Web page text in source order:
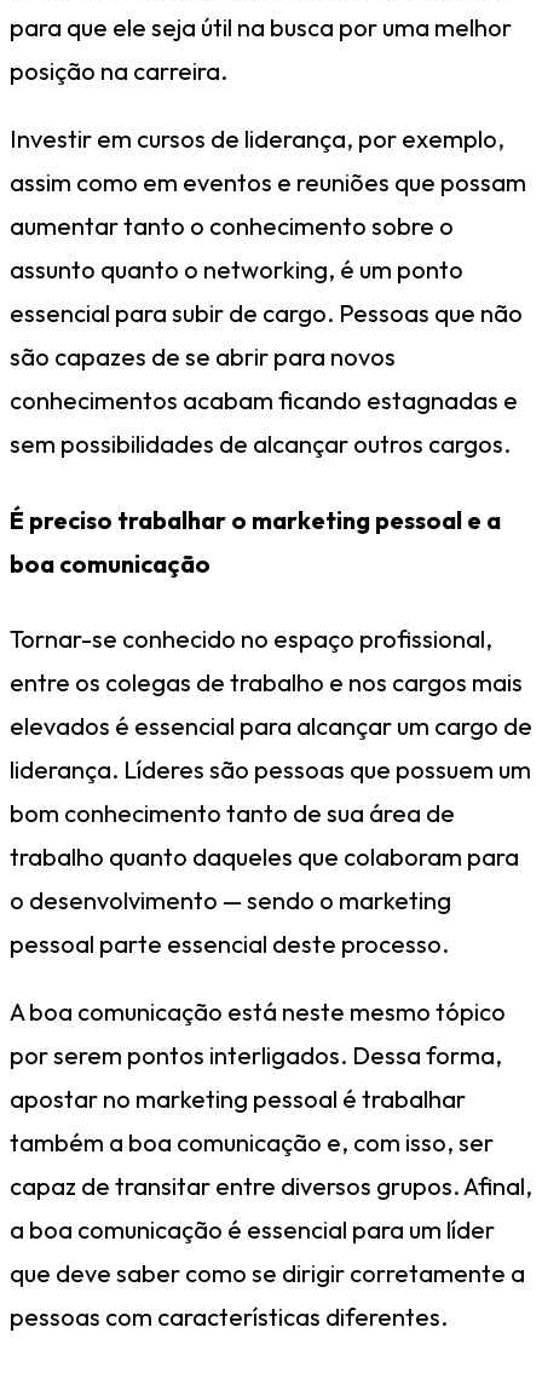
para que ele seja útil na busca por uma melhor
posição na carreira.
Investir em cursos de liderança, por exemplo,
assim como em eventos e reuniões que possam
aumentar tanto o conhecimento sobre o
assunto quanto o networking, é um ponto
essencial para subir de cargo. Pessoas que não
são capazes de se abrir para novos
conhecimentos acabam ficando estagnadas e
sem possibilidades de alcançar outros cargos.
É preciso trabalhar o marketing pessoal e a
boa comunicação
Tornar-se conhecido no espaço profissional,
entre os colegas de trabalho e nos cargos mais
elevados é essencial para alcançar um cargo de
liderança. Líderes são pessoas que possuem um
bom conhecimento tanto de sua área de
trabalho quanto daqueles que colaboram para
o desenvolvimento — sendo o marketing
pessoal parte essencial deste processo.
A boa comunicação está neste mesmo tópico
por serem pontos interligados. Dessa forma,
apostar no marketing pessoal é trabalhar
também a boa comunicação e, com isso, ser
capaz de transitar entre diversos grupos. Afinal,
a boa comunicação é essencial para um líder
que deve saber como se dirigir corretamente a
pessoas com características diferentes.